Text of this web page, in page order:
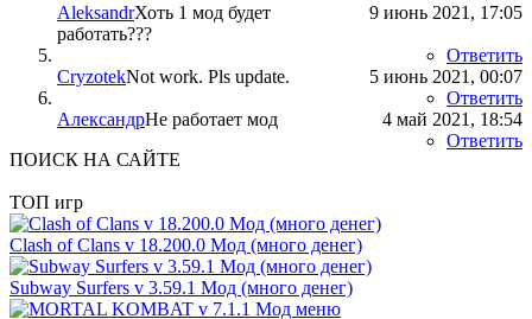
Aleksandr
9 июнь 2021, 17:05
Хоть 1 мод будет
работать???
Ответить
Cryzotek
5 июнь 2021, 00:07
Not work. Pls update.
Ответить
Александр
4 май 2021, 18:54
Не работает мод
Ответить
ПОИСК НА САЙТЕ
ТОП игр
Clash of Clans v 18.200.0 Мод (много денег)
Subway Surfers v 3.59.1 Мод (много денег)